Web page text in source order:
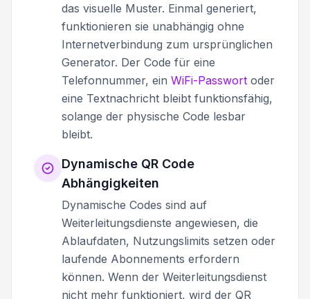
das visuelle Muster. Einmal generiert,
funktionieren sie unabhängig ohne
Internetverbindung zum ursprünglichen
Generator. Der Code für eine
Telefonnummer, ein WiFi-Passwort oder
eine Textnachricht bleibt funktionsfähig,
solange der physische Code lesbar
bleibt.
Dynamische QR Code
Abhängigkeiten
Dynamische Codes sind auf
Weiterleitungsdienste angewiesen, die
Ablaufdaten, Nutzungslimits setzen oder
laufende Abonnements erfordern
können. Wenn der Weiterleitungsdienst
nicht mehr funktioniert, wird der QR